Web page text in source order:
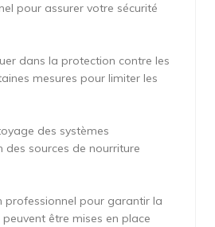
pour assurer votre sécurité
dans la protection contre les
mesures pour limiter les
des systèmes
des sources de nourriture
professionnel pour garantir la
être mises en place